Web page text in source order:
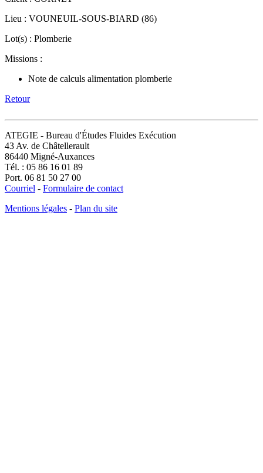
Lieu : VOUNEUIL-SOUS-BIARD (86)
Lot(s) : Plomberie
Missions :
Note de calculs alimentation plomberie
Retour
ATEGIE - Bureau d'Études Fluides Exécution
43 Av. de Châtellerault
86440 Migné-Auxances
Tél. : 05 86 16 01 89
Port. 06 81 50 27 00
Courriel - Formulaire de contact
Mentions légales - Plan du site